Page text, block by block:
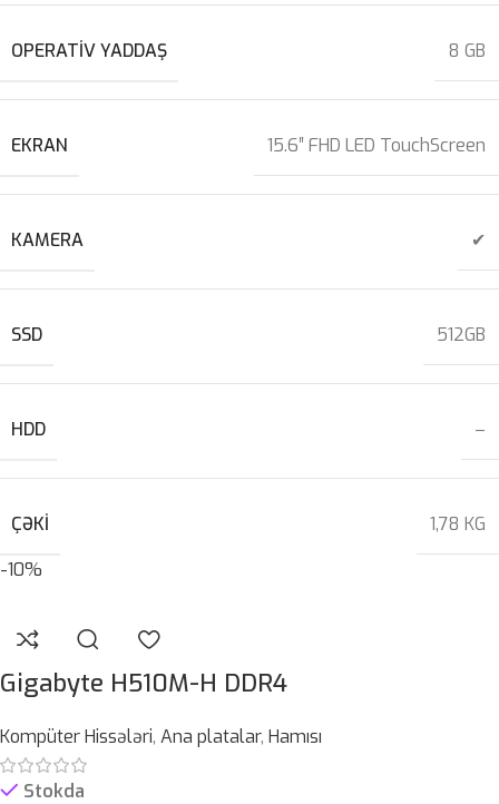
OPERATIV YADDAŞ 8 GB
EKRAN 15.6″ FHD LED TouchScreen
KAMERA ✔
SSD 512GB
HDD –
ÇƏKI
1,78 KG
-10%
Gigabyte H510M-H DDR4
Kompüter Hissələri, Ana platalar, Hamısı
Stokda